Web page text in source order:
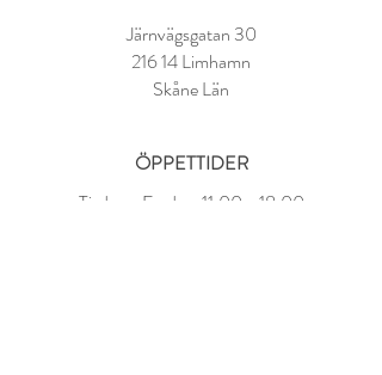
Järnvägsgatan 30
216 14 Limhamn
Skåne Län
ÖPPETTIDER
Tisdag - Fredag: 11.00 - 18.00